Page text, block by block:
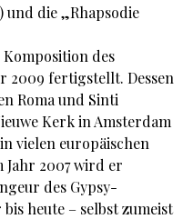
und die „Rhapsodie
des
2009 fertigstellt. Dessen
Roma und Sinti
Kerk in Amsterdam
vielen europäischen
2007 wird er
des Gypsy-
heute – selbst zumeist